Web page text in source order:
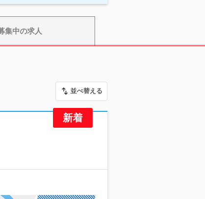
集中の求人
並べ替える